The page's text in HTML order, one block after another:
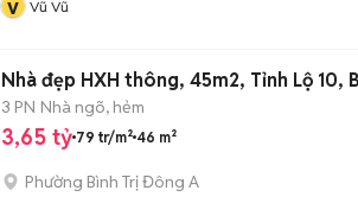
v Vũ Vũ
Nhà đẹp HXH thông, 45m2, Tỉnh Lộ 10,
3 PN Nhà ngõ, hẻm
3,65 tỷ 79 tr/m² 46 m²
Phường Bình Trị Đông A